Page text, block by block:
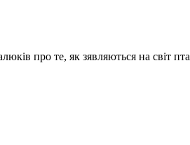
про те, як зявляються на світ